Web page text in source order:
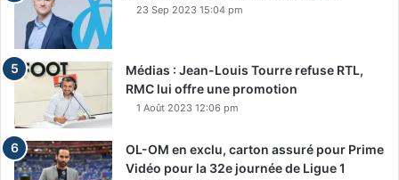
23 Sep 2023 15:04 pm
Médias : Jean-Louis Tourre refuse RTL,
RMC lui offre une promotion
1 Août 2023 12:06 pm
OL-OM en exclu, carton assuré pour Prime
Vidéo pour la 32e journée de Ligue 1